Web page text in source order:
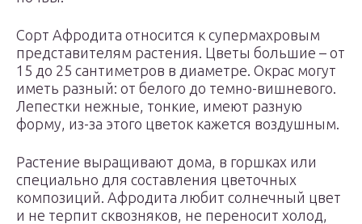
Сорт Афродита относится к супермахровым
представителям растения. Цветы большие – от
15 до 25 сантиметров в диаметре. Окрас могут
иметь разный: от белого до темно-вишневого.
Лепестки нежные, тонкие, имеют разную
форму, из-за этого цветок кажется воздушным.
Растение выращивают дома, в горшках или
специально для составления цветочных
композиций. Афродита любит солнечный цвет
и не терпит сквозняков, не переносит холод,